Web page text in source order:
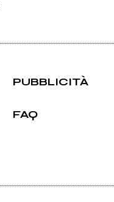
PUBBLICITÀ
FAQ